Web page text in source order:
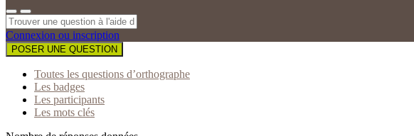
Connexion ou inscription
POSER UNE QUESTION
Toutes les questions d’orthographe
Les badges
Les participants
Les mots clés